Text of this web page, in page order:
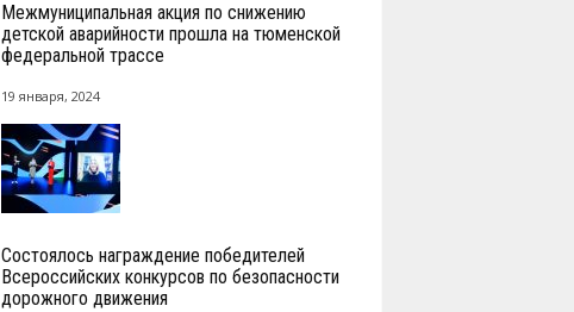
Межмуниципальная акция по снижению
детской аварийности прошла на тюменской
федеральной трассе
19 января, 2024
Состоялось награждение победителей
Всероссийских конкурсов по безопасности
дорожного движения